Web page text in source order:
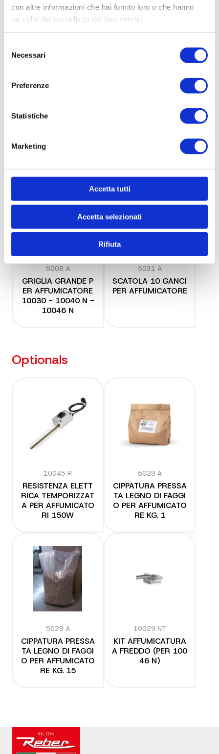
con altre informazioni che hai fornito loro o che hanno
raccolto dal tuo utilizzo dei loro servizi.
delNecessari
Preferenze
Statistiche
Marketing
Accetta tutti
Accetta selezionati
Rifiuta
Dichiaro di essere maggiorenne e di aver
Accessori
5008 A
GRIGLIA GRANDE P
ER AFFUMICATORE
10030 - 10040 N -
10046 N
5031 A
SCATOLA 10 GANCI
PER AFFUMICATORE
Optionals
10045 R
RESISTENZA ELETT
RICA TEMPORIZZAT
A PER AFFUMICATO
RI 150W
5028 A
CIPPATURA PRESSA
TA LEGNO DI FAGGI
O PER AFFUMICATO
RE KG. 1
5029 A
CIPPATURA PRESSA
TA LEGNO DI FAGGI
O PER AFFUMICATO
RE KG. 15
10029 NT
KIT AFFUMICATURA
A FREDDO (PER 100
46 N)